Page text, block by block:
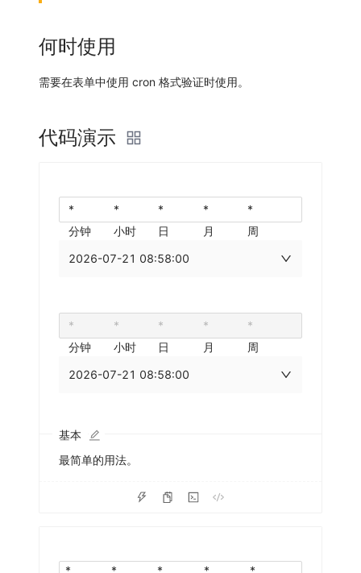
何时使用
需要在表单中使用 cron 格式验证时使用。
代码演示
分钟 小时 日 月
周
2026-07-21 08:58:00
分钟 小时 日 月
周
2026-07-21 08:58:00
基本
最简单的用法。